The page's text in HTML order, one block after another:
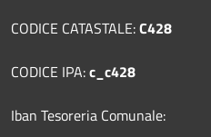
CODICE CATASTALE:C428
CODICE IPA:c_c428
Iban Tesoreria Comunale: